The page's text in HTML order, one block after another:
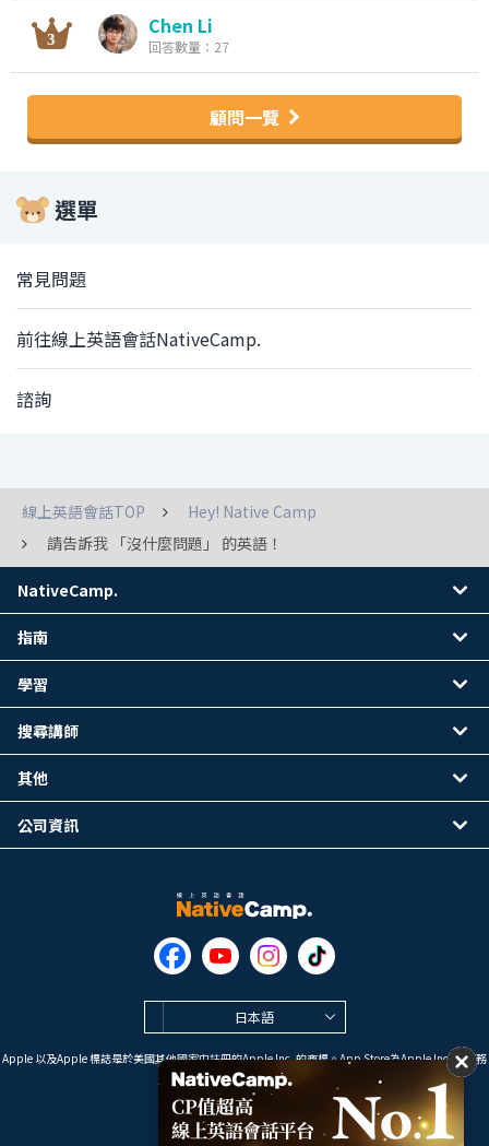
Chen Li
回答數量：27
顧問一覽
選單
常見問題
前往線上英語會話NativeCamp.
諮詢
線上英語會話TOP
Hey! Native Camp
請告訴我 「沒什麼問題」 的英語！
日本語
Apple 以及Apple 標誌是於美國其他國家中註冊的Apple Inc. 的商標。App Store為Apple Inc. 的服務
標誌。
Google Play是 Google LLC 的商標。
Copyright © 2026 線上英語會話
NativeCamp.
指南
學習
搜尋講師
其他
公司資訊